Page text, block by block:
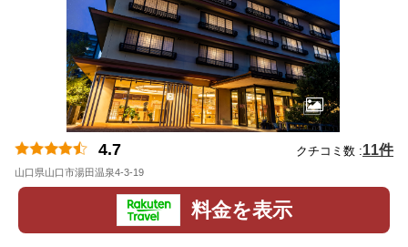
4.7 クチコミ数 :11件
山口県山口市湯田温泉4-3-19
料金を表示